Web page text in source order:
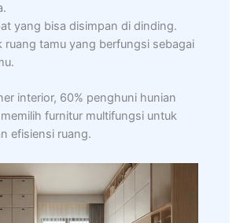
yang bisa disimpan di dinding.
ruang tamu yang berfungsi sebagai
interior, 60% penghuni hunian
furnitur multifungsi untuk
efisiensi ruang.